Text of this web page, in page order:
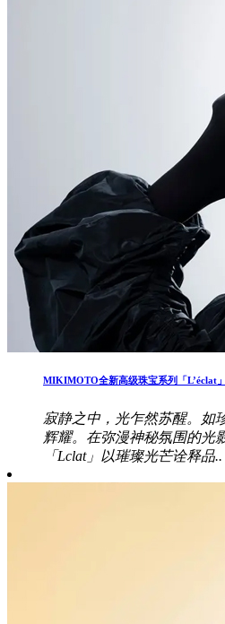
MIKIMOTO全新高级珠宝系列「L’éclat
寂静之中，光乍然苏醒。如
辉耀。在弥漫神秘氛围的光
「Lclat」以璀璨光芒诠释品..